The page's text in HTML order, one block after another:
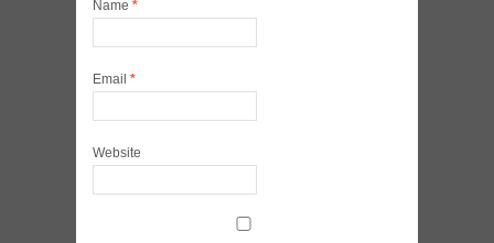
Name *
Email *
Website